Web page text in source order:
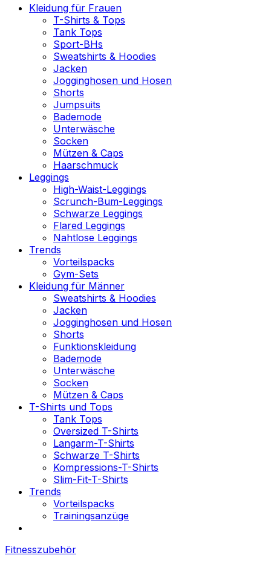
Kleidung für Frauen
T-Shirts & Tops
Tank Tops
Sport-BHs
Sweatshirts & Hoodies
Jacken
Jogginghosen und Hosen
Shorts
Jumpsuits
Bademode
Unterwäsche
Socken
Mützen & Caps
Haarschmuck
Leggings
High-Waist-Leggings
Scrunch-Bum-Leggings
Schwarze Leggings
Flared Leggings
Nahtlose Leggings
Trends
Vorteilspacks
Gym-Sets
Kleidung für Männer
Sweatshirts & Hoodies
Jacken
Jogginghosen und Hosen
Shorts
Funktionskleidung
Bademode
Unterwäsche
Socken
Mützen & Caps
T-Shirts und Tops
Tank Tops
Oversized T-Shirts
Langarm-T-Shirts
Schwarze T-Shirts
Kompressions-T-Shirts
Slim-Fit-T-Shirts
Trends
Vorteilspacks
Trainingsanzüge
Fitnesszubehör